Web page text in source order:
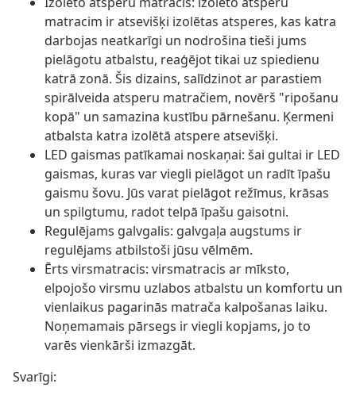
matracim ir atsevišķi izolētas atsperes, kas katra
darbojas neatkarīgi un nodrošina tieši jums
pielāgotu atbalstu, reaģējot tikai uz spiedienu
katrā zonā. Šis dizains, salīdzinot ar parastiem
spirālveida atsperu matračiem, novērš "ripošanu
kopā" un samazina kustību pārnešanu. Ķermeni
atbalsta katra izolētā atspere atsevišķi.
LED gaismas patīkamai noskaņai: šai gultai ir LED
gaismas, kuras var viegli pielāgot un radīt īpašu
gaismu šovu. Jūs varat pielāgot režīmus, krāsas
un spilgtumu, radot telpā īpašu gaisotni.
Regulējams galvgalis: galvgaļa augstums ir
regulējams atbilstoši jūsu vēlmēm.
Ērts virsmatracis: virsmatracis ar mīksto,
elpojošo virsmu uzlabos atbalstu un komfortu un
vienlaikus pagarinās matrača kalpošanas laiku.
Noņemamais pārsegs ir viegli kopjams, jo to
varēs vienkārši izmazgāt.
Svarīgi: